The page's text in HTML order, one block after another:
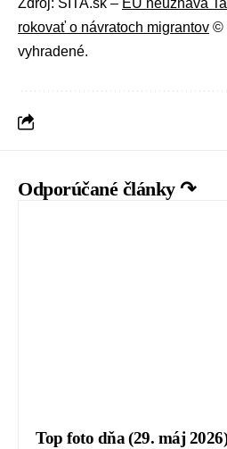
rokovať o návratoch migrantov ©
vyhradené.
Odporúčané články ↷
Top foto dňa (29. máj